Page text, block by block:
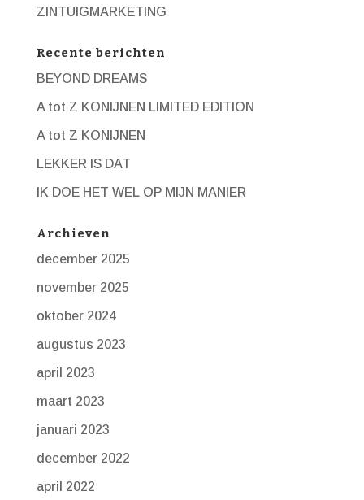
ZINTUIGMARKETING
Recente berichten
BEYOND DREAMS
A tot Z KONIJNEN LIMITED EDITION
A tot Z KONIJNEN
LEKKER IS DAT
IK DOE HET WEL OP MIJN MANIER
Archieven
december 2025
november 2025
oktober 2024
augustus 2023
april 2023
maart 2023
januari 2023
december 2022
april 2022